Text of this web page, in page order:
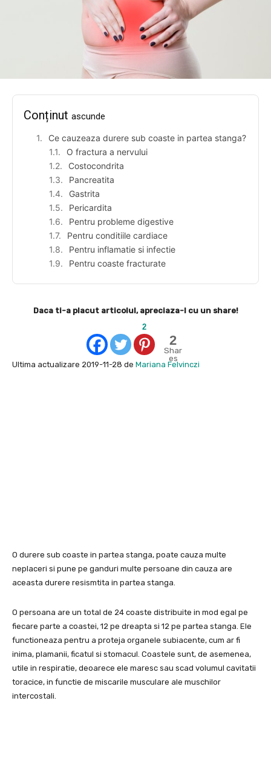
Conținut ascunde
Ce cauzeaza durere sub coaste in partea stanga?
O fractura a nervului
Costocondrita
Pancreatita
Gastrita
Pericardita
Pentru probleme digestive
Pentru conditiile cardiace
Pentru inflamatie si infectie
Pentru coaste fracturate
Daca ti-a placut articolul, apreciaza-l cu un share!
2
2
Shar
es
Ultima actualizare 2019-11-28 de Mariana Felvinczi
O durere sub coaste in partea stanga, poate cauza multe
neplaceri si pune pe ganduri multe persoane din cauza are
aceasta durere resismtita in partea stanga.
O persoana are un total de 24 coaste distribuite in mod egal pe
fiecare parte a coastei, 12 pe dreapta si 12 pe partea stanga. Ele
functioneaza pentru a proteja organele subiacente, cum ar fi
inima, plamanii, ficatul si stomacul. Coastele sunt, de asemenea,
utile in respiratie, deoarece ele maresc sau scad volumul cavitatii
toracice, in functie de miscarile musculare ale muschilor
intercostali.